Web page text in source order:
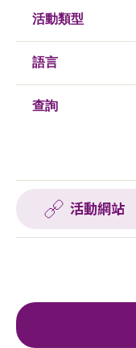
活動類型
語言
查詢
活動網站